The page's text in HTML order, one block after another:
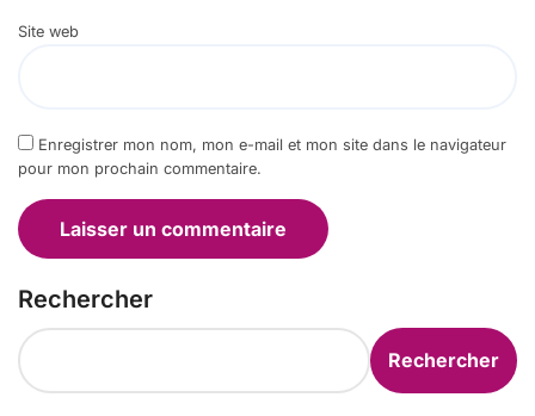
Site web
Enregistrer mon nom, mon e-mail et mon site dans le navigateur
pour mon prochain commentaire.
Rechercher
Rechercher